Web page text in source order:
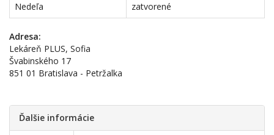
Nedeľa
zatvorené
Adresa:
Lekáreň PLUS, Sofia
Švabinského 17
851 01 Bratislava - Petržalka
Ďalšie informácie